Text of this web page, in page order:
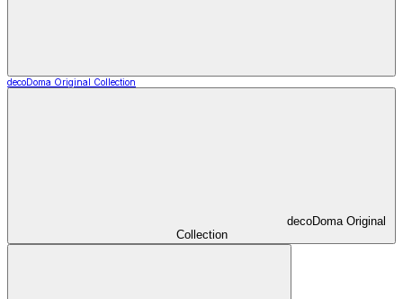
decoDoma Original Collection
decoDoma Original
Collection